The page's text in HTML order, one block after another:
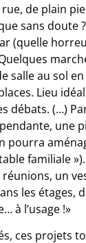
de plain
sans doute
(quelle
salle au sol
Lieu
débats. (…)
une
pourra
familiale
un
les étages,
à l’usage !»
ces projets